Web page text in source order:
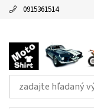
0915361514